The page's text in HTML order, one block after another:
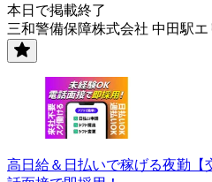
本日で掲載終了
三和警備保障株式会社 中田駅
高日給＆日払いで稼げる夜勤【